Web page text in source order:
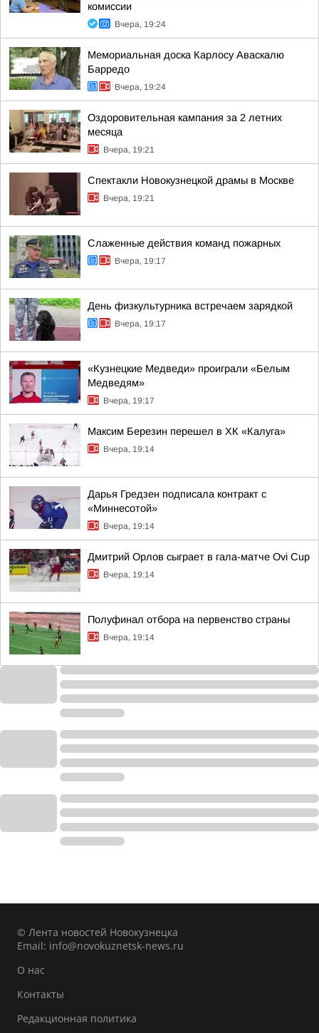
комиссии
Вчера, 19:24
Мемориальная доска Карлосу Аваскалю
Барредо
Вчера, 19:24
Оздоровительная кампания за 2 летних
месяца
Вчера, 19:21
Спектакли Новокузнецкой драмы в Москве
Вчера, 19:21
Слаженные действия команд пожарных
Вчера, 19:17
День физкультурника встречаем зарядкой
Вчера, 19:17
«Кузнецкие Медведи» проиграли «Белым
Медведям»
Вчера, 19:17
Максим Березин перешел в ХК «Калуга»
Вчера, 19:14
Дарья Гредзен подписала контракт с
«Миннесотой»
Вчера, 19:14
Дмитрий Орлов сыграет в гала-матче Ovi Cup
Вчера, 19:14
Полуфинал отбора на первенство страны
Вчера, 19:14
© Лента новостей Новокузнецка
Email: info@novokuznetsk-news.ru
О нас
Контакты
Редакционная политика